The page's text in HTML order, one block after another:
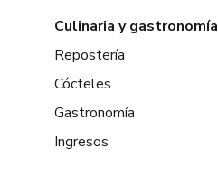
Culinaria y gastronomía
Repostería
Cócteles
Gastronomía
Ingresos